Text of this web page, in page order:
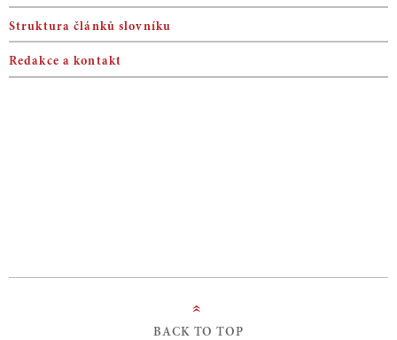
Struktura článků slovníku
Redakce a kontakt
»
BACK TO TOP